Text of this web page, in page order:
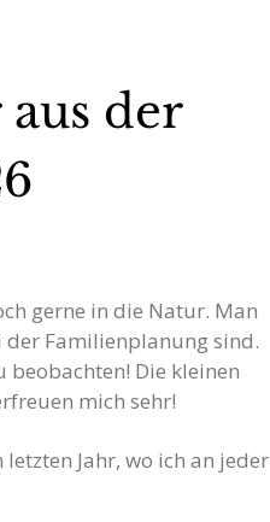
der
gerne in die Natur. Man
der Familienplanung sind.
beobachten! Die kleinen
mich sehr!
Jahr, wo ich an jeder